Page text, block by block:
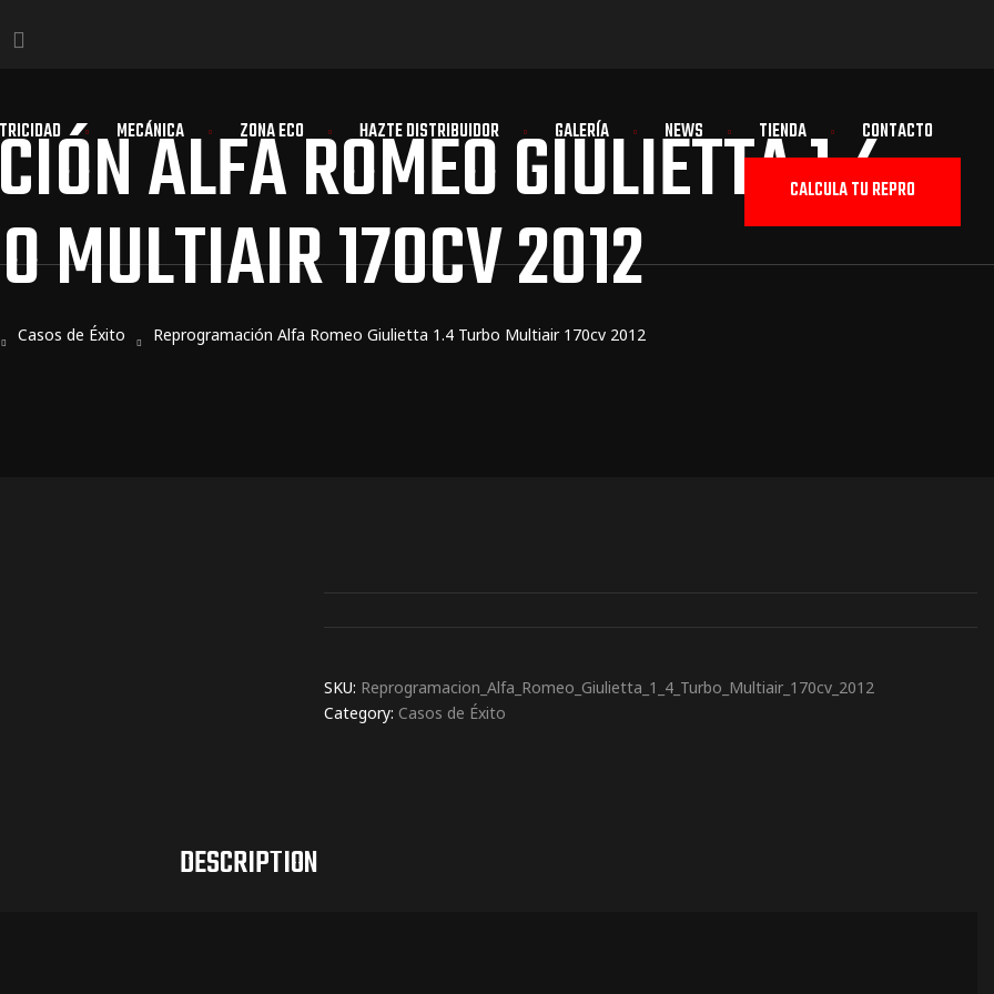
MECÁNICA ZONA ECO HAZTE DISTRIBUIDOR GALERÍA NEWS TIENDA CONTACTO
CALCULA TU REPRO
ALFA ROMEO GIULIETTA 1.4
MULTIAIR 170CV 2012
Casos de Éxito Reprogramación Alfa Romeo Giulietta 1.4 Turbo Multiair 170cv 2012
SKU: Reprogramacion_Alfa_Romeo_Giulietta_1_4_Turbo_Multiair_170cv_2012
Category: Casos de Éxito
DESCRIPTION